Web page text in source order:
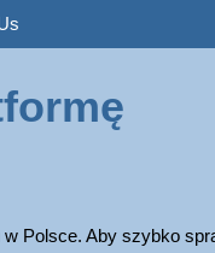
Polsce. Aby szybko